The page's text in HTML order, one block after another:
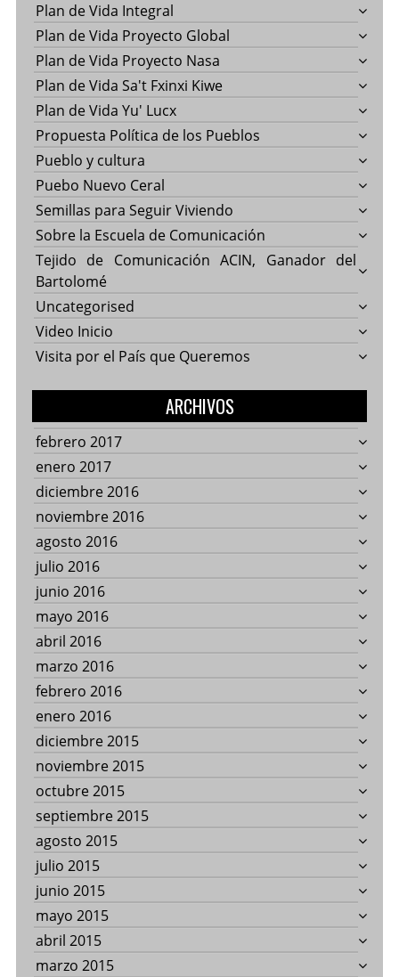
Plan de Vida Integral
Plan de Vida Proyecto Global
Plan de Vida Proyecto Nasa
Plan de Vida Sa't Fxinxi Kiwe
Plan de Vida Yu' Lucx
Propuesta Política de los Pueblos
Pueblo y cultura
Puebo Nuevo Ceral
Semillas para Seguir Viviendo
Sobre la Escuela de Comunicación
Tejido de Comunicación ACIN, Ganador del
Bartolomé
Uncategorised
Video Inicio
Visita por el País que Queremos
ARCHIVOS
febrero 2017
enero 2017
diciembre 2016
noviembre 2016
agosto 2016
julio 2016
junio 2016
mayo 2016
abril 2016
marzo 2016
febrero 2016
enero 2016
diciembre 2015
noviembre 2015
octubre 2015
septiembre 2015
agosto 2015
julio 2015
junio 2015
mayo 2015
abril 2015
marzo 2015